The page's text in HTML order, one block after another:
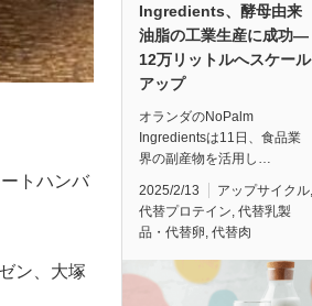
トハンバ
ン、大塚
Ingredients、酵母由来
油脂の工業生産に成功—
12万リットルへスケール
アップ
オランダのNoPalm
Ingredientsは11日、食品業
界の副産物を活用し…
2025/2/13 アップサイクル
代替プロテイン 代替乳製
品・代替卵 代替肉